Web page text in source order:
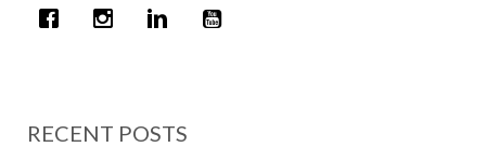
RECENT POSTS